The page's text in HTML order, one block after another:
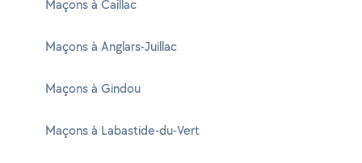
Maçons à Caillac
Maçons à Anglars-Juillac
Maçons à Gindou
Maçons à Labastide-du-Vert